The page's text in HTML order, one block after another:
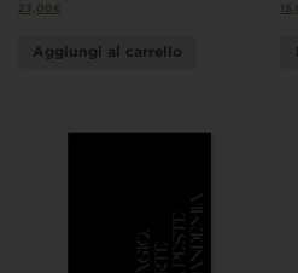
23,00€
Aggiungi al carrello